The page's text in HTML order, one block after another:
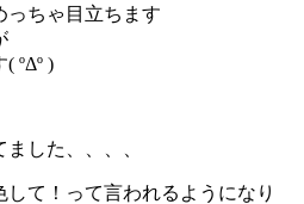
っちゃ目立ちます
ºΔº )
した、、、、
て！って言われるようになり